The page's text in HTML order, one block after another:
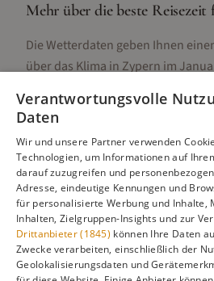
Mehr über die beste Reisezeit
Die Wetterdaten geben Ihnen
über das Klima inZypern im
Unterschieden, Aktivitäten und
Alle Infos zur besten
Gefällt dir diese Seite? Teile
Verantwortungsvolle
Daten
Wir und unsere Partner verwenden
Technologien, um Informationen auf
darauf zuzugreifen und
Adresse, eindeutige Kennungen und
für personalisierte Werbung und Inhalte,
Inhalten, Zielgruppen-Insights und zur
Drittanbieter (1845) können Ihre Daten
Zwecke verarbeiten, einschließlich der
Geolokalisierungsdaten und